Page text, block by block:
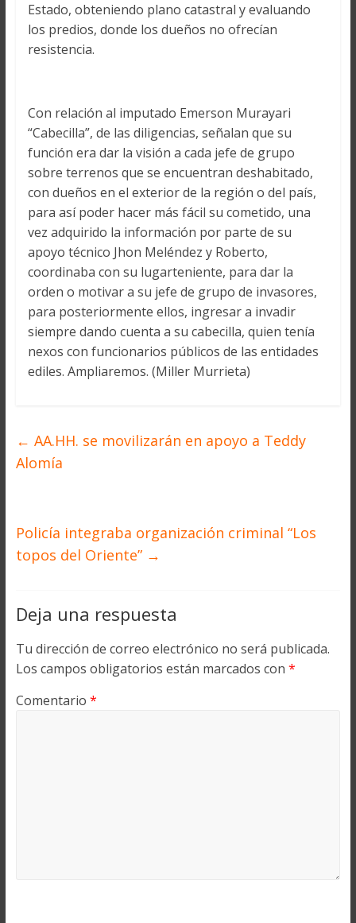
Estado, obteniendo plano catastral y evaluando
los predios, donde los dueños no ofrecían
resistencia.
Con relación al imputado Emerson Murayari
“Cabecilla”, de las diligencias, señalan que su
función era dar la visión a cada jefe de grupo
sobre terrenos que se encuentran deshabitado,
con dueños en el exterior de la región o del país,
para así poder hacer más fácil su cometido, una
vez adquirido la información por parte de su
apoyo técnico Jhon Meléndez y Roberto,
coordinaba con su lugarteniente, para dar la
orden o motivar a su jefe de grupo de invasores,
para posteriormente ellos, ingresar a invadir
siempre dando cuenta a su cabecilla, quien tenía
nexos con funcionarios públicos de las entidades
ediles. Ampliaremos. (Miller Murrieta)
← AA.HH. se movilizarán en apoyo a Teddy
Alomía
Policía integraba organización criminal “Los
topos del Oriente” →
Deja una respuesta
Tu dirección de correo electrónico no será publicada.
Los campos obligatorios están marcados con *
Comentario *